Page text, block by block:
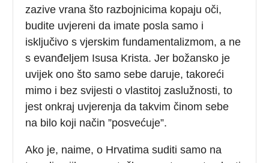
zazive vrana što razbojnicima kopaju oči,
budite uvjereni da imate posla samo i
isključivo s vjerskim fundamentalizmom, a ne
s evanđeljem Isusa Krista. Jer božansko je
uvijek ono što samo sebe daruje, takoreći
mimo i bez svijesti o vlastitoj zaslužnosti, to
jest onkraj uvjerenja da takvim činom sebe
na bilo koji način ”posvećuje”.
Ako je, naime, o Hrvatima suditi samo na